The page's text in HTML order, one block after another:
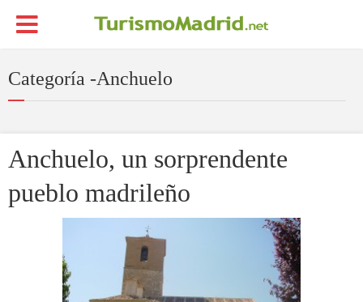
Categoría -Anchuelo
Anchuelo, un sorprendente
pueblo madrileño